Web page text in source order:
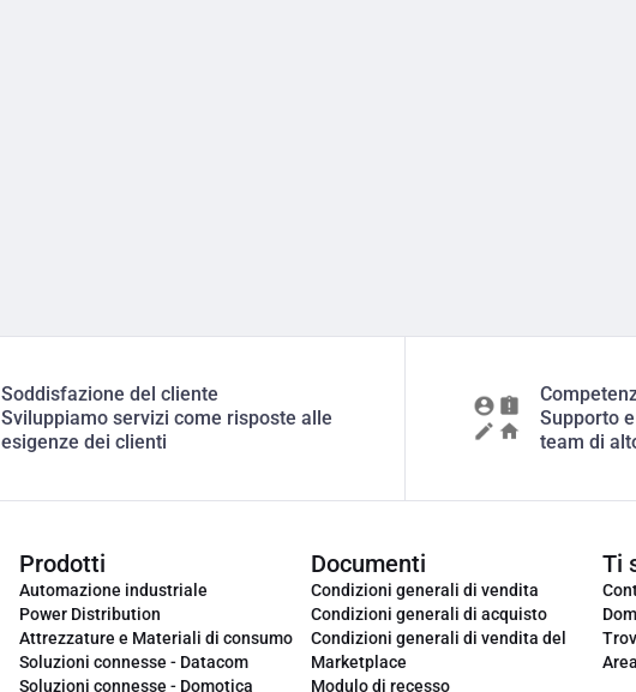
Soddisfazione del cliente
Sviluppiamo servizi come risposte alle
esigenze dei clienti
Supporto
team di
Prodotti
Automazione industriale
Power Distribution
Attrezzature e Materiali di consumo
Soluzioni connesse - Datacom
Soluzioni connesse - Domotica
Documenti
Condizioni generali di vendita
Condizioni generali di acquisto
Condizioni generali di vendita del
Marketplace
Modulo di recesso
Ti